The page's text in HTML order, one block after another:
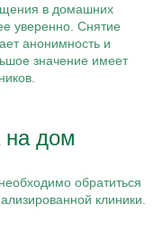
в домашних
уверенно. Снятие
анонимность и
значение имеет
на дом
обратиться
клиники.